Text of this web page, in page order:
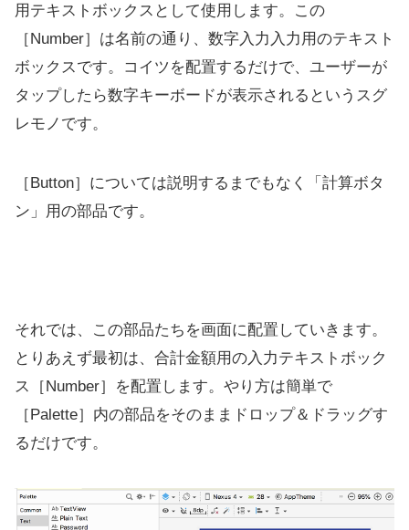
用テキストボックスとして使用します。この
［Number］は名前の通り、数字入力入力用のテキスト
ボックスです。コイツを配置するだけで、ユーザーが
タップしたら数字キーボードが表示されるというスグ
レモノです。
［Button］については説明するまでもなく「計算ボタ
ン」用の部品です。
それでは、この部品たちを画面に配置していきます。
とりあえず最初は、合計金額用の入力テキストボック
ス［Number］を配置します。やり方は簡単で
［Palette］内の部品をそのままドロップ＆ドラッグす
るだけです。